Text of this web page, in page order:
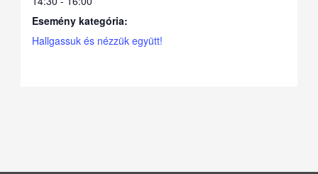
Esemény kategória:
Hallgassuk és nézzük együtt!